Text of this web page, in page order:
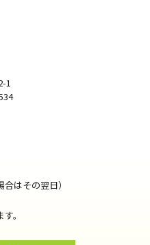
1
はその翌日）
。